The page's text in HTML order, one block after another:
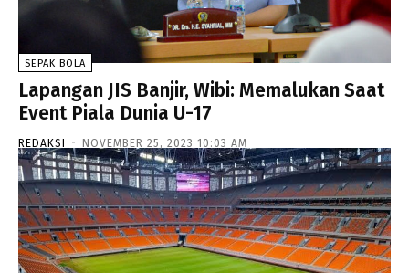
SEPAK BOLA
Lapangan JIS Banjir, Wibi: Memalukan Saat
Event Piala Dunia U-17
REDAKSI - NOVEMBER 25, 2023 10:03 AM